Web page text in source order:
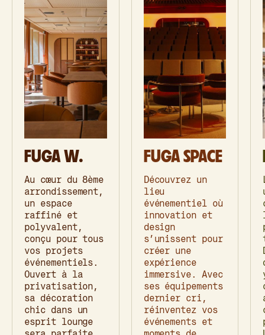
FUGA W.
Au cœur du 8ème
arrondissement,
un espace
raffiné et
polyvalent,
conçu pour tous
vos projets
événementiels.
Ouvert à la
privatisation,
sa décoration
chic dans un
esprit lounge
FUGA SPACE
Découvrez un
lieu
événementiel où
innovation et
design
s’unissent pour
créer une
expérience
immersive. Avec
ses équipements
dernier cri,
réinventez vos
événements et